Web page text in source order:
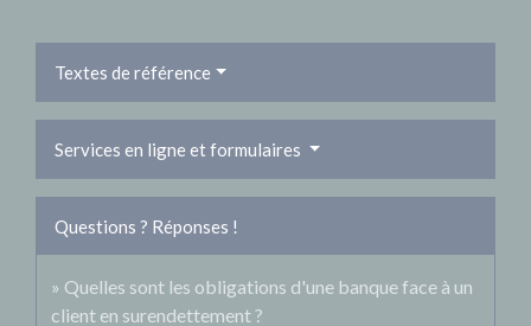
Textes de référence
Services en ligne et formulaires
Questions ? Réponses !
Quelles sont les obligations d'une banque face à un
client en surendettement ?